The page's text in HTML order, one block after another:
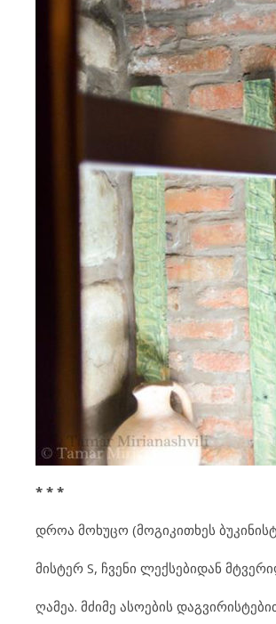
* * *
დროა მოხუცო (მოგიკითხეს
მისტერ S, ჩვენი ლექსებიდან
ღამეა. მძიმე ასოების